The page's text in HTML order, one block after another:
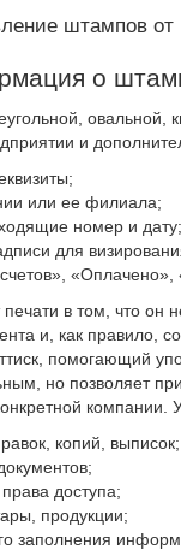
штампов от
о
овальной,
и
или ее филиала;
номер и дату;
для
«Оплачено»,
в том, что он
и, как правило,
помогающий
но позволяет
копий, выписок;
доступа;
продукции;
заполнения